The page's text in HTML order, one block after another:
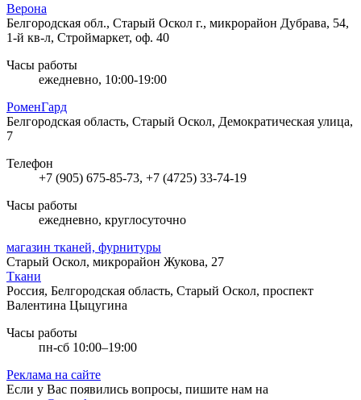
Верона
Белгородская обл., Старый Оскол г., микрорайон Дубрава, 54,
1-й кв-л, Строймаркет, оф. 40
Часы работы
ежедневно, 10:00-19:00
РоменГард
Белгородская область, Старый Оскол, Демократическая улица,
7
Телефон
+7 (905) 675-85-73, +7 (4725) 33-74-19
Часы работы
ежедневно, круглосуточно
магазин тканей, фурнитуры
Старый Оскол, микрорайон Жукова, 27
Ткани
Россия, Белгородская область, Старый Оскол, проспект
Валентина Цыцугина
Часы работы
пн-сб 10:00–19:00
Реклама на сайте
Если у Вас появились вопросы, пишите нам на